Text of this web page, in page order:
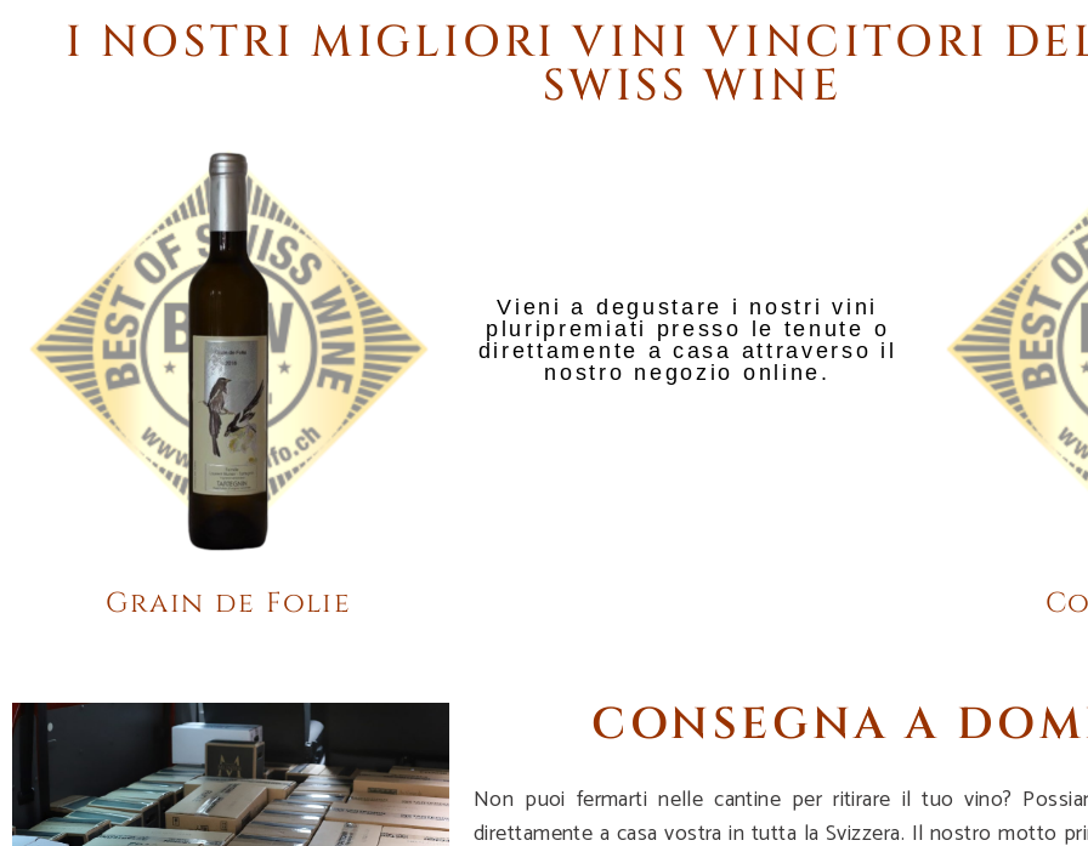
I NOSTRI MIGLIORI VINI VINCITORI
SWISS WINE
Grain de Folie
Vieni a degustare i nostri vini
pluripremiati presso le tenute o
direttamente a casa attraverso il
nostro negozio online.
CONSEGNA A
Non puoi fermarti nelle cantine per ritirare il tuo vino?
direttamente a casa vostra in tutta la Svizzera. Il nostro motto